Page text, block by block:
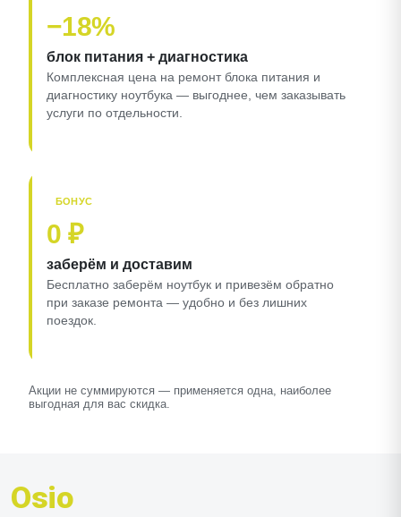
−18%
блок питания + диагностика
Комплексная цена на ремонт блока питания и
диагностику ноутбука — выгоднее, чем заказывать
услуги по отдельности.
БОНУС
0 ₽
заберём и доставим
Бесплатно заберём ноутбук и привезём обратно
при заказе ремонта — удобно и без лишних
поездок.
Акции не суммируются — применяется одна, наиболее
выгодная для вас скидка.
Osio